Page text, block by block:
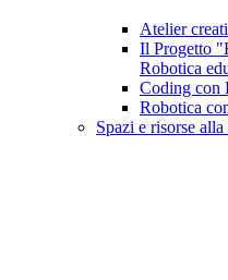
Atelier
Il Progetto
Robotica
Coding con
Robotica
Spazi e risorse